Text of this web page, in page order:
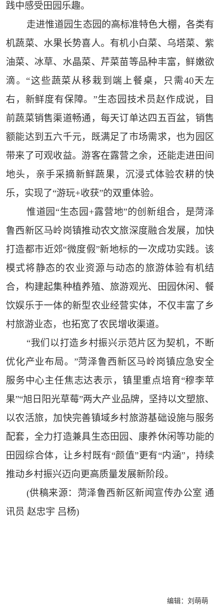
践中感受田园乐趣。
走进惟道园生态园的高标准特色大棚，各类有
机蔬菜、水果长势喜人。有机小白菜、乌塔菜、紫
油菜、冰草、水晶菜、芹菜苗等品种丰富，鲜嫩欲
滴。“这些蔬菜从移栽到端上餐桌，只需40天左
右，新鲜度有保障。”生态园技术员赵作成说，目
前蔬菜销售渠道畅通，每天订单达四五百盆，销售
额能达到五六千元，既满足了市场需求，也为园区
带来了可观收益。游客在露营之余，还能走进田间
地头，亲手采摘新鲜蔬果，沉浸式体验农耕的快
乐，实现了“游玩+收获”的双重体验。
惟道园“生态园+露营地”的创新组合，是菏泽
鲁西新区马岭岗镇推动农文旅深度融合发展，加快
打造都市近郊“微度假”新地标的一次成功实践。该
模式将静态的农业资源与动态的旅游体验有机结
合，构建起集种植养殖、旅游观光、田园休闲、餐
饮娱乐于一体的新型农业经营实体，不仅丰富了乡
村旅游业态，也拓宽了农民增收渠道。
“我们以打造乡村振兴示范片区为契机，不断
优化产业布局。”菏泽鲁西新区马岭岗镇应急安全
服务中心主任焦志达表示，镇里重点培育“穆李苹
果”“旭日阳光草莓”两大产业品牌，坚持以文塑旅、
以农活旅，加快完善镇域乡村旅游基础设施与服务
配套，全力打造兼具生态田园、康养休闲等功能的
田园综合体，让乡村既有“颜值”更有“内涵”，持续
推动乡村振兴迈向更高质量发展新阶段。
(供稿来源：菏泽鲁西新区新闻宣传办公室 通
讯员 赵忠宇 吕杨)
编辑：刘萌萌